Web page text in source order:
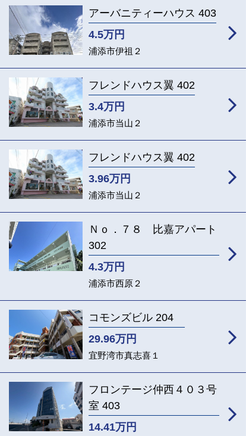
アーバニティーハウス 403
4.5万円
浦添市伊祖２
フレンドハウス翼 402
3.4万円
浦添市当山２
フレンドハウス翼 402
3.96万円
浦添市当山２
Ｎｏ．７８ 比嘉アパート
302
4.3万円
浦添市西原２
コモンズビル 204
29.96万円
宜野湾市真志喜１
フロンテージ仲西４０３号
室 403
14.41万円